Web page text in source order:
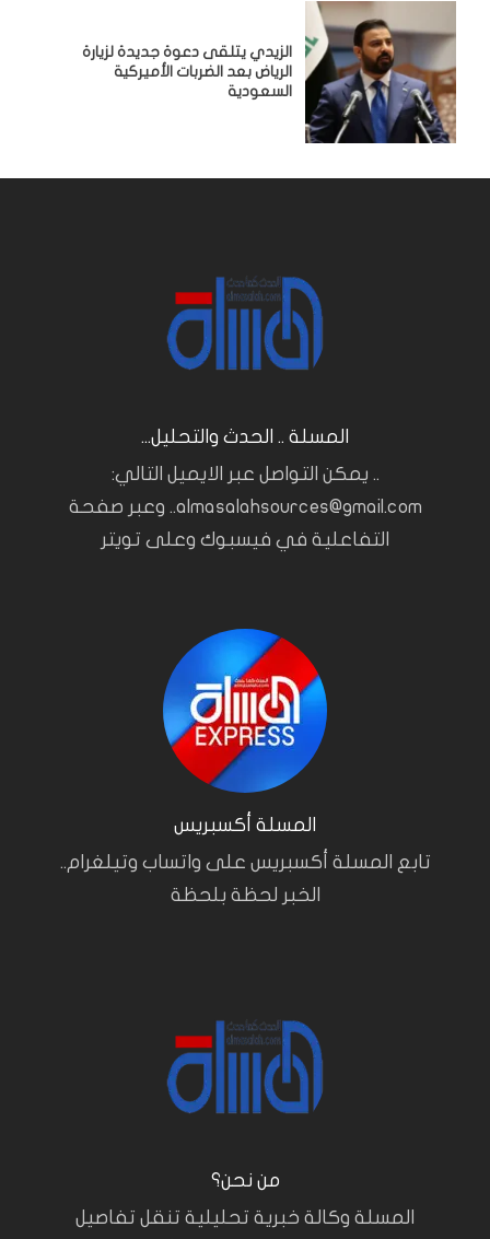
الزيدي يتلقى دعوة جديدة لزيارة
الرياض بعد الضربات الأميركية
السعودية
المسلة .. الحدث والتحليل...
.. يمكن التواصل عبر الايميل التالي:
almasalahsources@gmail.com.. وعبر صفحة
التفاعلية في فيسبوك وعلى تويتر
المسلة أكسبريس
تابع المسلة أكسبريس على واتساب وتيلغرام..
الخبر لحظة بلحظة
من نحن؟
المسلة وكالة خبرية تحليلية تنقل تفاصيل